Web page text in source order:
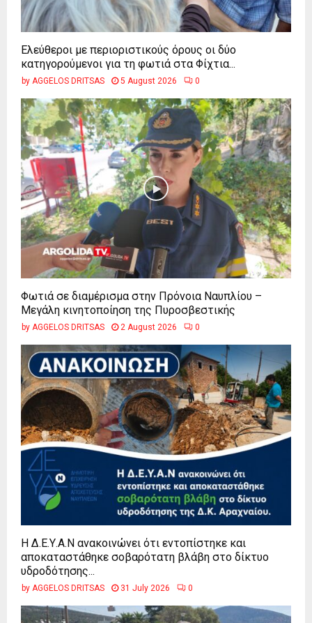
Ελεύθεροι με περιοριστικούς όρους οι δύο
κατηγορούμενοι για τη φωτιά στα Φίχτια...
by AGGELOS DRITSAS 5 August 2026 0
Φωτιά σε διαμέρισμα στην Πρόνοια Ναυπλίου –
Μεγάλη κινητοποίηση της Πυροσβεστικής
by AGGELOS DRITSAS 2 August 2026 0
Η Δ.Ε.Υ.Α.Ν ανακοινώνει ότι εντοπίστηκε και
αποκαταστάθηκε σοβαρότατη βλάβη στο δίκτυο
υδροδότησης...
by AGGELOS DRITSAS 31 July 2026 0